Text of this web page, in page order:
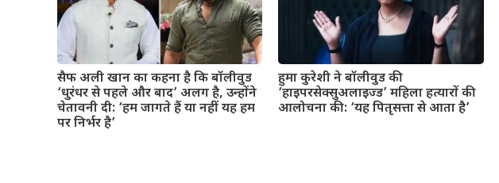
सैफ अली खान का कहना है कि बॉलीवुड
‘धुरंधर से पहले और बाद’ अलग है, उन्होंने
चेतावनी दी: ‘हम जागते हैं या नहीं यह हम
पर निर्भर है’
हुमा कुरेशी ने बॉलीवुड की
‘हाइपरसेक्सुअलाइज्ड’ महिला हत्यारों की
आलोचना की: ‘यह पितृसत्ता से आता है’